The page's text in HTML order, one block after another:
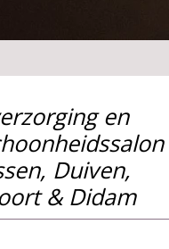
en
Duiven,
& Didam